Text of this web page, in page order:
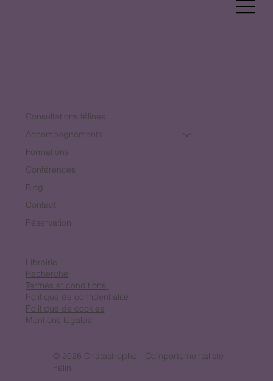
Menu
Consultations félines
Accompagnements
Formations
Conférences
Blog
Contact
Réservation
Librairie
Recherche
Termes et conditions
Politique de confidentialité
Politique de cookies
Mentions légales
© 2026 Chatastrophe - Comportementaliste
Félin